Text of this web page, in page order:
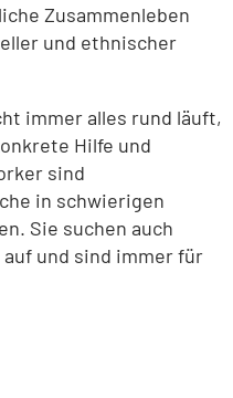
Zusammenleben
und ethnischer
immer alles rund läuft,
Hilfe und
sind
in schwierigen
Sie suchen auch
und sind immer für